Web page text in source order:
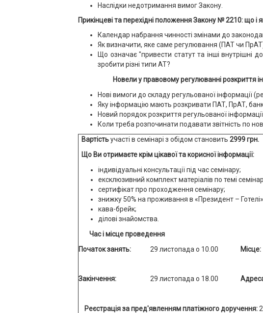
Наслідки недотримання вимог Закону.
Прикінцеві та перехідні положення Закону № 2210: що і
Календар набрання чинності змінами до
Як визначити, яке саме регулювання (ПАТ чи
Що означає "привести статут та інші внутрішні
зробити різні типи АТ?
Новели у правовому регулюванні розкриття
Нові вимоги до складу регульованої інформації
Яку інформацію мають розкривати ПАТ, ПрАТ,
Новий порядок розкриття регульованої інформації.
Коли треба розпочинати подавати звітність по
Вартістьучасті в семінарі з обідом становить2999 грн.
Що Ви отримаєте крім цікавої та корисної інформації:
індивідуальні консультації під час семінару;
ексклюзивний комплект матеріалів по темі
сертифікат про проходження семінару;
знижку 50% на проживання в «Президент –
кава-брейк;
ділові знайомства.
Час і місце проведення
Початок занять:
29 листопада о 10.00 Місце:
Закінчення: 29 листопада о 18.00
Реєстрація за пред'явленням платіжного доручення: